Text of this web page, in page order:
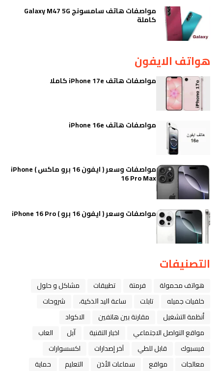
مواصفات هاتف سامسونج Galaxy M47 5G
كاملة
هواتف الايفون
مواصفات هاتف iPhone 17e كاملا
مواصفات هاتف iPhone 16e
مواصفات وسعر ( ايفون 16 برو ماكس ) iPhone
16 Pro Max
مواصفات وسعر ( ايفون 16 برو ) iPhone 16 Pro
التصنيفات
هواتف محمولة فرمتة تطبيقات
مشاكل و حلول
خلفيات جميله
تابلت ﺳﺎﻋﺔ ﺍﻟﻴﺪ ﺍﻟﺬﻛﻴﺔ،
شروحات
أنظمة التشغيل
مقارنة بين هاتفين
الاكواد
مواقع التواصل الاجتماعي
اخبار التقنية ﺁﺑﻞ
العاب
فيسبوك
قابل للطي آخر إصدارات
اكسسوارات
معالجات
مواقع سماعات الأذن التعليم
حماية